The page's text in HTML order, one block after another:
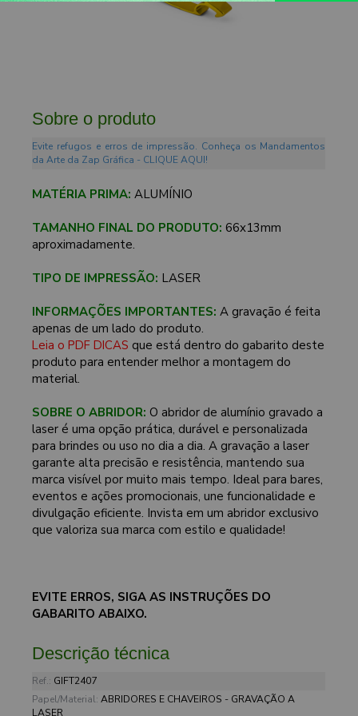
Sobre o produto
Evite refugos e erros de impressão. Conheça os Mandamentos
da Arte da Zap Gráfica - CLIQUE AQUI!
MATÉRIA PRIMA: ALUMÍNIO
TAMANHO FINAL DO PRODUTO: 66x13mm
aproximadamente.
TIPO DE IMPRESSÃO: LASER
INFORMAÇÕES IMPORTANTES: A gravação é feita
apenas de um lado do produto.
Leia o PDF DICAS que está dentro do gabarito deste
produto para entender melhor a montagem do
material.
SOBRE O ABRIDOR: O abridor de alumínio gravado a
laser é uma opção prática, durável e personalizada
para brindes ou uso no dia a dia. A gravação a laser
garante alta precisão e resistência, mantendo sua
marca visível por muito mais tempo. Ideal para bares,
eventos e ações promocionais, une funcionalidade e
divulgação eficiente. Invista em um abridor exclusivo
que valoriza sua marca com estilo e qualidade!
EVITE ERROS, SIGA AS INSTRUÇÕES DO
GABARITO ABAIXO.
Descrição técnica
Ref.: GIFT2407
Papel/Material: ABRIDORES E CHAVEIROS - GRAVAÇÃO A
LASER